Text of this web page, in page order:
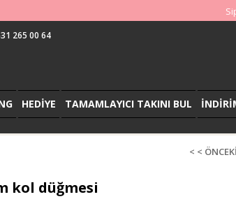
265 00 64
HEDİYE TAMAMLAYICI TAKINI BUL
< <
kol düğmesi